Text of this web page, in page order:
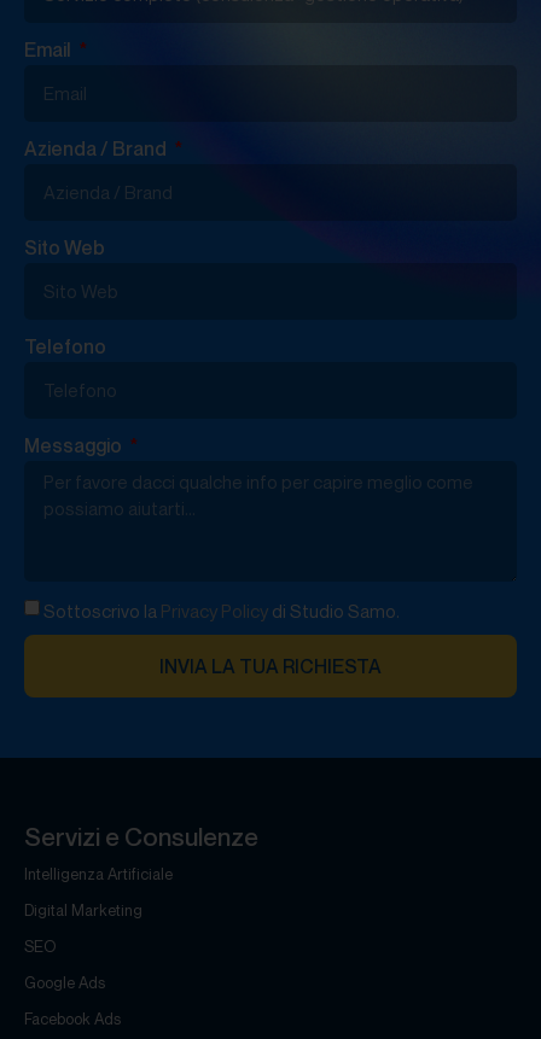
Email
Azienda / Brand
Sito Web
Telefono
Messaggio
Sottoscrivo la Privacy Policy di Studio Samo.
INVIA LA TUA RICHIESTA
Servizi e Consulenze
Intelligenza Artificiale
Digital Marketing
SEO
Google Ads
Facebook Ads